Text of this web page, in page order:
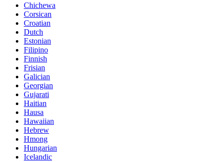
Chichewa
Corsican
Croatian
Dutch
Estonian
Filipino
Finnish
Frisian
Galician
Georgian
Gujarati
Haitian
Hausa
Hawaiian
Hebrew
Hmong
Hungarian
Icelandic